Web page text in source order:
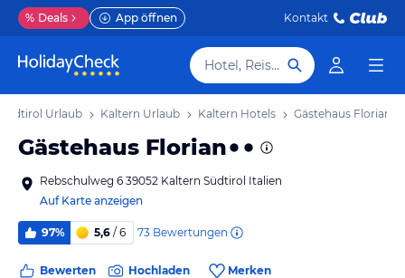
% Deals App öffnen Kontakt
Hotel, Reiseziel
Südtirol Urlaub Kaltern Urlaub Kaltern Hotels Gästehaus Florian
Gästehaus Florian
Rebschulweg 6 39052 Kaltern Südtirol Italien
Auf Karte anzeigen
97% 5,6 / 6 73 Bewertungen
Bewerten Hochladen Merken